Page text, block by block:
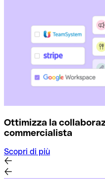
Ottimizza la
commercialista
Scopri di più